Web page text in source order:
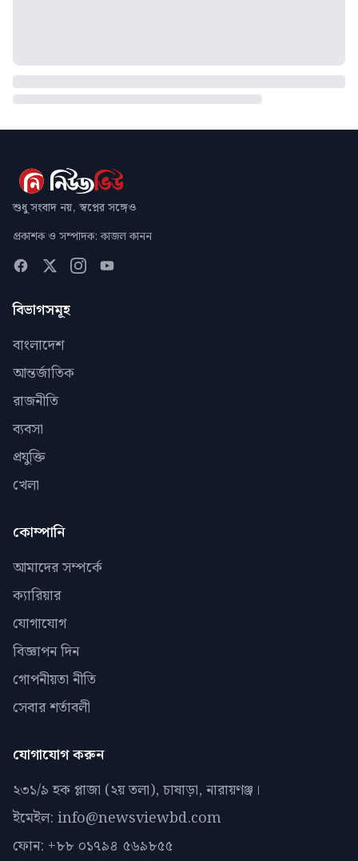
শুধু সংবাদ নয়, স্বপ্নের সঙ্গেও
প্রকাশক ও সম্পাদক: কাজল কানন
বিভাগসমূহ
বাংলাদেশ
আন্তর্জাতিক
রাজনীতি
ব্যবসা
প্রযুক্তি
খেলা
কোম্পানি
আমাদের সম্পর্কে
ক্যারিয়ার
যোগাযোগ
বিজ্ঞাপন দিন
গোপনীয়তা নীতি
সেবার শর্তাবলী
যোগাযোগ করুন
২৩১/৯ হক প্লাজা (২য় তলা), চাষাড়া, নারায়ণঞ্জ।
ইমেইল: info@newsviewbd.com
ফোন: +৮৮ ০১৭৯৪ ৫৬৯৮৫৫